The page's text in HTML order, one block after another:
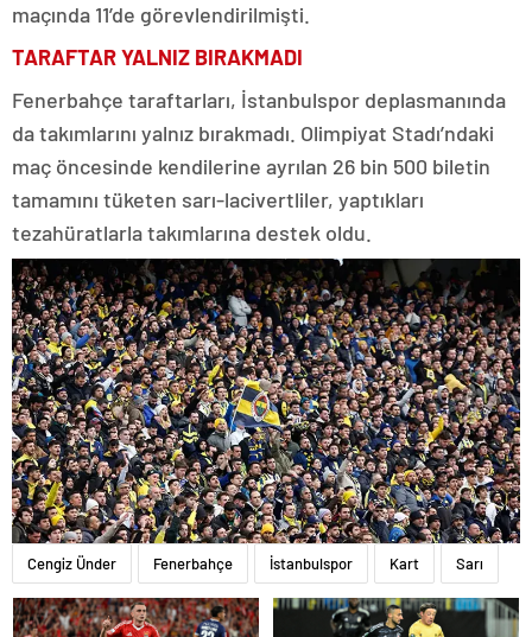
maçında 11’de görevlendirilmişti.
TARAFTAR YALNIZ BIRAKMADI
Fenerbahçe taraftarları, İstanbulspor deplasmanında
da takımlarını yalnız bırakmadı. Olimpiyat Stadı’ndaki
maç öncesinde kendilerine ayrılan 26 bin 500 biletin
tamamını tüketen sarı-lacivertliler, yaptıkları
tezahüratlarla takımlarına destek oldu.
Cengiz Ünder Fenerbahçe İstanbulspor Kart Sarı